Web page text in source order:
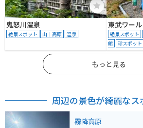
鬼怒川温泉
絶景スポット 山｜高原 温泉
東武ワー
絶景スポット
館
珍スポット
もっと見る
周辺の景色が綺麗なス
霧降高原